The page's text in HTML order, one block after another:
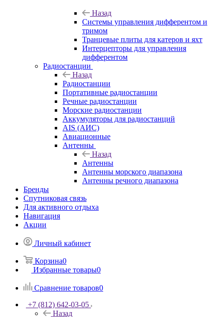
Назад
Системы управления дифферентом и
тримом
Транцевые плиты для катеров и яхт
Интерцепторы для управления
дифферентом
Радиостанции
Назад
Радиостанции
Портативные радиостанции
Речные радиостанции
Морские радиостанции
Аккумуляторы для радиостанций
AIS (АИС)
Авиационные
Антенны
Назад
Антенны
Антенны морского диапазона
Антенны речного диапазона
Бренды
Спутниковая связь
Для активного отдыха
Навигация
Акции
Личный кабинет
Корзина0
Избранные товары0
Сравнение товаров0
+7 (812) 642-03-05
Назад